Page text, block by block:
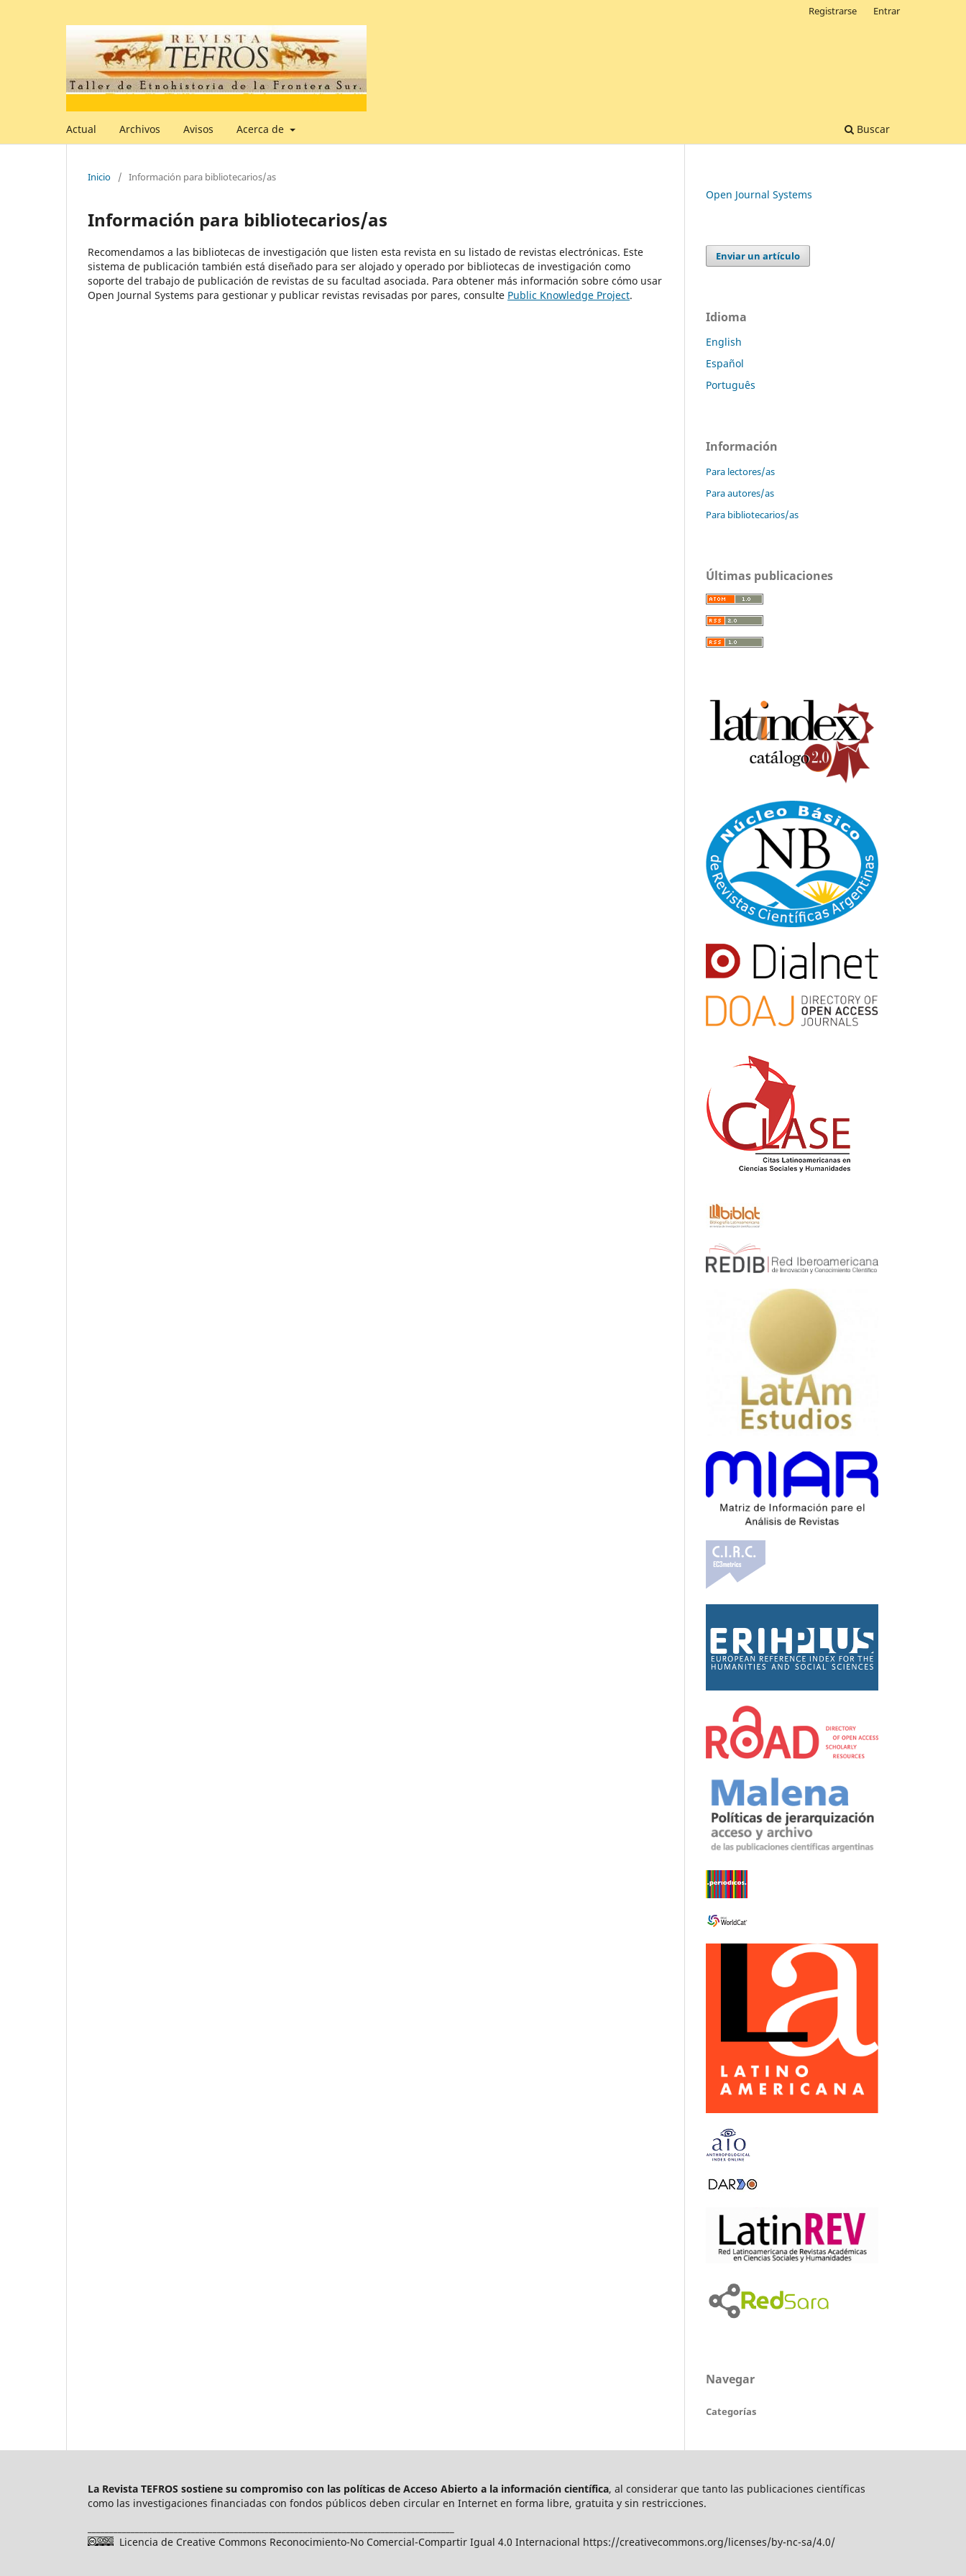
Actual Archivos Avisos Acerca de Buscar
Registrarse Entrar
Inicio / Información para bibliotecarios/as
Información para bibliotecarios/as
Recomendamos a las bibliotecas de investigación que listen esta revista en su listado de revistas electrónicas. Este
sistema de publicación también está diseñado para ser alojado y operado por bibliotecas de investigación como
soporte del trabajo de publicación de revistas de su facultad asociada. Para obtener más información sobre cómo usar
Open Journal Systems para gestionar y publicar revistas revisadas por pares, consulte Public Knowledge Project.
Open Journal Systems
Enviar un artículo
Idioma
English
Español
Português
Información
Para lectores/as
Para autores/as
Para bibliotecarios/as
Últimas publicaciones
Navegar
Categorías
La Revista TEFROS sostiene su compromiso con las políticas de Acceso Abierto a la información científica, al considerar que tanto las publicaciones científicas
como las investigaciones financiadas con fondos públicos deben circular en Internet en forma libre, gratuita y sin restricciones.
Licencia de Creative Commons Reconocimiento-No Comercial-Compartir Igual 4.0 Internacional https://creativecommons.org/licenses/by-nc-sa/4.0/